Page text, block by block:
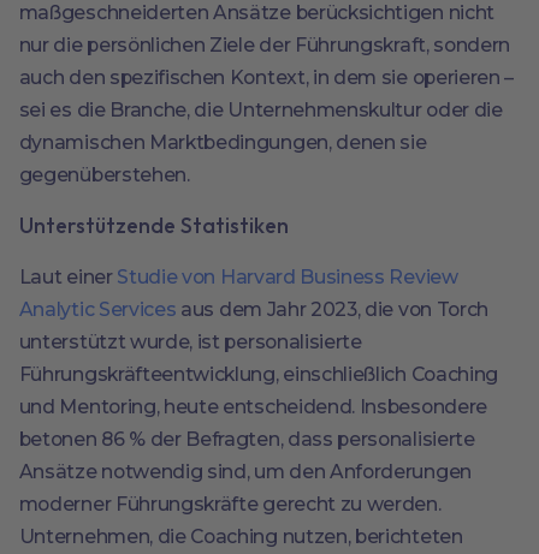
maßgeschneiderten Ansätze berücksichtigen nicht
nur die persönlichen Ziele der Führungskraft, sondern
auch den spezifischen Kontext, in dem sie operieren –
sei es die Branche, die Unternehmenskultur oder die
dynamischen Marktbedingungen, denen sie
gegenüberstehen.
Unterstützende Statistiken
Laut einer Studie von Harvard Business Review
Analytic Services aus dem Jahr 2023, die von Torch
unterstützt wurde, ist personalisierte
Führungskräfteentwicklung, einschließlich Coaching
und Mentoring, heute entscheidend. Insbesondere
betonen 86 % der Befragten, dass personalisierte
Ansätze notwendig sind, um den Anforderungen
moderner Führungskräfte gerecht zu werden.
Unternehmen, die Coaching nutzen, berichteten